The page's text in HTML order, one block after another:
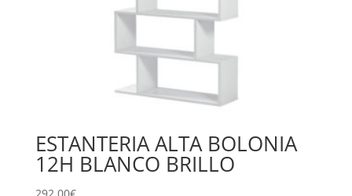
ESTANTERIA ALTA BOLONIA
12H BLANCO BRILLO